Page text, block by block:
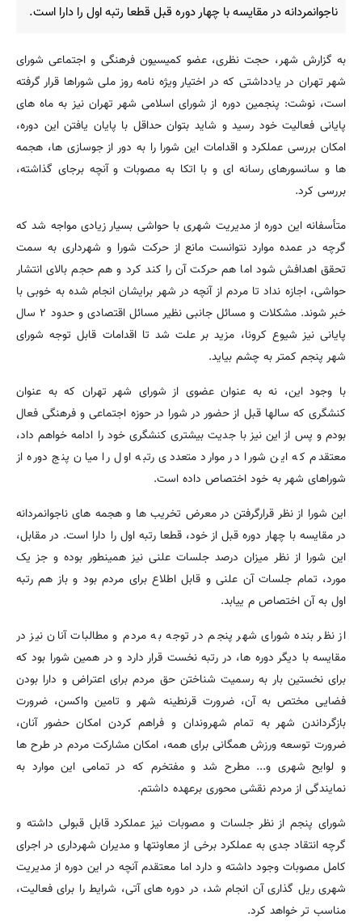
ناجوانمردانه در مقایسه با چهار دوره قبل قطعا رتبه اول را دارا است.
به گزارش شهر، حجت نظری، عضو کمیسیون فرهنگی و اجتماعی شورای
شهر تهران در یادداشتی که در اختیار ویژه نامه روز ملی شوراها قرار گرفته
است، نوشت: پنجمین دوره از شورای اسلامی شهر تهران نیز به ماه های
پایانی فعالیت خود رسید و شاید بتوان حداقل با پایان یافتن این دوره،
امکان بررسی عملکرد و اقدامات این شورا را به دور از جوسازی ها، هجمه
ها و سانسورهای رسانه ای و با اتکا به مصوبات و آنچه برجای گذاشته،
بررسی کرد.
متأسفانه این دوره از مدیریت شهری با حواشی بسیار زیادی مواجه شد که
گرچه در عمده موارد نتوانست مانع از حرکت شورا و شهرداری به سمت
تحقق اهدافش شود اما هم حرکت آن را کند کرد و هم حجم بالای انتشار
حواشی، اجازه نداد تا مردم از آنچه در شهر برایشان انجام شده به خوبی با
خبر شوند. مشکلات و مسائل جانبی نظیر مسائل اقتصادی و حدود ۲ سال
پایانی نیز شیوع کرونا، مزید بر علت شد تا اقدامات قابل توجه شورای
شهر پنجم کمتر به چشم بیاید.
با وجود این، نه به عنوان عضوی از شورای شهر تهران که به عنوان
کنشگری که سالها قبل از حضور در شورا در حوزه اجتماعی و فرهنگی فعال
بودم و پس از این نیز با جدیت بیشتری کنشگری خود را ادامه خواهم داد،
معتقدم که این شورا در موارد متعددی رتبه اول را میان پنج دوره از
شوراهای شهر به خود اختصاص داده است.
این شورا از نظر قرارگرفتن در معرض تخریب ها و هجمه های ناجوانمردانه
در مقایسه با چهار دوره قبل از خود، قطعا رتبه اول را دارا است. در مقابل،
این شورا از نظر میزان درصد جلسات علنی نیز همینطور بوده و جز یک
مورد، تمام جلسات آن علنی و قابل اطلاع برای مردم بود و باز هم رتبه
اول به آن اختصاص م ییابد.
از نظر بنده شورای شهر پنجم در توجه به مردم و مطالبات آنان نیز در
مقایسه با دیگر دوره ها، در رتبه نخست قرار دارد و در همین شورا بود که
برای نخستین بار به رسمیت شناختن حق مردم برای اعتراض و دارا بودن
فضایی مختص به آن، ضرورت قرنطینه شهر و تامین واکسن، ضرورت
بازگرداندن شهر به تمام شهروندان و فراهم کردن امکان حضور آنان،
ضرورت توسعه ورزش همگانی برای همه، امکان مشارکت مردم در طرح ها
و لوایح شهری و... مطرح شد و مفتخرم که در تمامی این موارد به
نمایندگی از مردم نقشی محوری برعهده داشتم.
شورای پنجم از نظر جلسات و مصوبات نیز عملکرد قابل قبولی داشته و
گرچه انتقاد جدی به عملکرد برخی از معاونتها و مدیران شهرداری در اجرای
کامل مصوبات وجود داشته و دارد اما معتقدم آنچه در این دوره از مدیریت
شهری ریل گذاری آن انجام شد، در دوره های آتی، شرایط را برای فعالیت،
مناسب تر خواهد کرد.